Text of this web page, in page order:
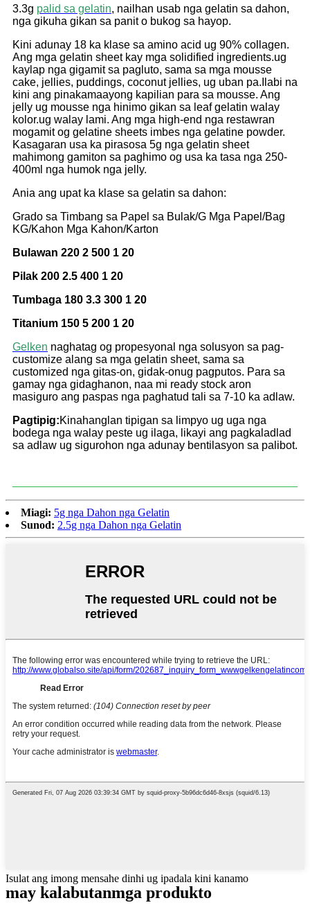
3.3g palid sa gelatin, nailhan usab nga gelatin sa dahon,
nga gikuha gikan sa panit o bukog sa hayop.
Kini adunay 18 ka klase sa amino acid ug 90% collagen.
Ang mga gelatin sheet kay mga solidified ingredients.ug
kaylap nga gigamit sa pagluto, sama sa mga mousse
cake, jellies, puddings, coconut jellies, ug uban pa. Ilabi na
kini ang pinakamaayong kapilian para sa mousse. Ang
jelly ug mousse nga hinimo gikan sa leaf gelatin walay
kolor.ug walay lami. Ang mga high-end nga restawran
mogamit og gelatine sheets imbes nga gelatine powder.
Kasagaran usa ka pirasosa 5g nga gelatin sheet
mahimong gamiton sa paghimo og usa ka tasa nga 250-
400ml nga humok nga jelly.
Ania ang upat ka klase sa gelatin sa dahon:
Grado sa Timbang sa Papel sa Bulak/G Mga Papel/Bag
KG/Kahon Mga Kahon/Karton
Bulawan 220 2 500 1 20
Pilak 200 2.5 400 1 20
Tumbaga 180 3.3 300 1 20
Titanium 150 5 200 1 20
Gelken naghatag og propesyonal nga solusyon sa pag-
customize alang sa mga gelatin sheet, sama sa
customized nga gitas-on, gidak-onug pagputos. Para sa
gamay nga gidaghanon, naa mi ready stock aron
masiguro ang paspas nga paghatud tali sa 7-10 ka adlaw.
Pagtipig:Kinahanglan tipigan sa limpyo ug uga nga
bodega nga walay peste ug ilaga, likayi ang pagkaladlad
sa adlaw ug sigurohon nga adunay bentilasyon sa palibot.
Miagi: 5g nga Dahon nga Gelatin
Sunod: 2.5g nga Dahon nga Gelatin
Isulat ang imong mensahe dinhi ug ipadala kini kanamo
may kalabutanmga produkto